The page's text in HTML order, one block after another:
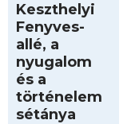
Keszthelyi
Fenyves-
allé, a
nyugalom
és a
történelem
sétánya